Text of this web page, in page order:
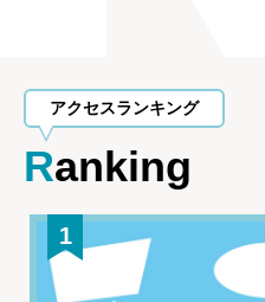
アクセスランキング
Ranking
1